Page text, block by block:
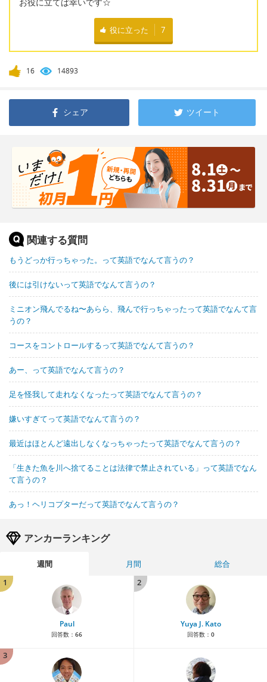
お役に立てば幸いです☆
役に立った 7
16 14893
シェア ツイート
関連する質問
もうどっか行っちゃった。って英語でなんて言うの？
後には引けないって英語でなんて言うの？
ミニオン飛んでるね〜あらら、飛んで行っちゃったって英語でなんて言
うの？
コースをコントロールするって英語でなんて言うの？
あー、って英語でなんて言うの？
足を怪我して走れなくなったって英語でなんて言うの？
嫌いすぎてって英語でなんて言うの？
最近はほとんど遠出しなくなっちゃったって英語でなんて言うの？
「生きた魚を川へ捨てることは法律で禁止されている」って英語でなん
て言うの？
あっ！ヘリコプターだって英語でなんて言うの？
アンカーランキング
週間 月間
総合
1
Paul
回答数： 66
2
Yuya J. Kato
回答数： 0
3